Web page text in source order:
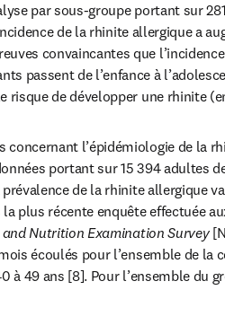
par sous-groupe portant sur
de la rhinite allergique a
convaincantes que
passent de l’enfance à
de développer une rhinite
l’épidémiologie de la
portant sur 15 394 adultes
prévalence de la rhinite allergique
plus récente enquête effectuée
Nutrition Examination Survey
écoulés pour l’ensemble de la
à 49 ans [8]. Pour l’ensemble du